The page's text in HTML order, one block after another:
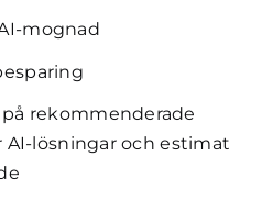
mognad
rekommenderade
lösningar och estimat